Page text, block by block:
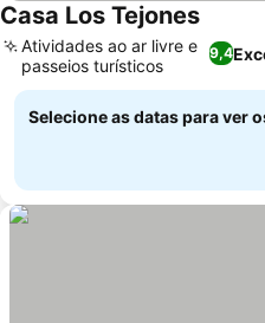
Casa Los TejonesVer
9,4
Atividades ao ar livre e
passeios turísticos
Selecione as datas para ver